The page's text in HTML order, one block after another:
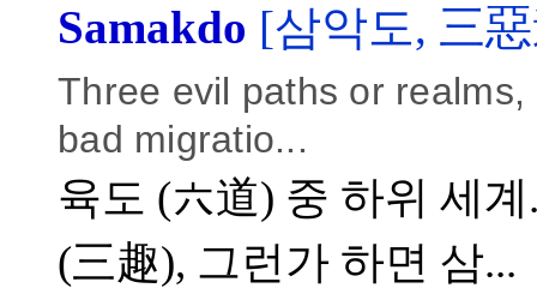
Samakdo [삼악도, 三
Three evil paths or
bad migratio...
육도 (六道) 중 하위 세
(三趣), 그런가 하면 삼...